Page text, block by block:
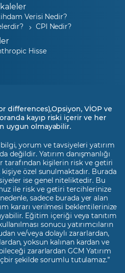
Verisi Nedir?
CPI Nedir?
Hisse
differences),Opsiyon, VİOP ve
kayıp riski içerir ve her
uygun olmayabilir.
yorum ve tavsiyeleri yatırım
değildir. Yatırım danışmanlığı
tarafından kişilerin risk ve getiri
özel sunulmaktadır. Burada
ise genel niteliktedir. Bu
ile risk ve getiri tercihlerinize
sadece burada yer alan
kararı verilmesi beklentilerinize
Eğitim içeriği veya tanıtım
sonucu yatırımcıların
ve/veya dolaylı zararlardan,
yoksun kalınan kardan ve
zararlardan GCM Yatırım
şekilde sorumlu tutulamaz.”